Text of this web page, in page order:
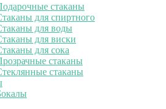
стаканы
для спиртного
для воды
для виски
для сока
стаканы
стаканы